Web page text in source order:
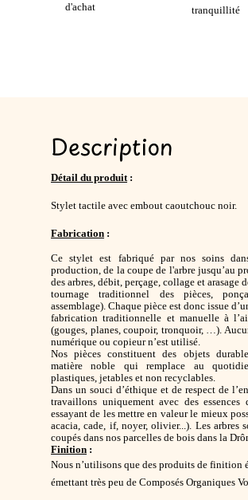
d'achat
tranquillité
Description
Détail du produit:
Stylet tactile avec embout caoutchouc noir.
Fabrication :
Ce stylet est fabriqué par nos soins
production, de la coupe de l'arbre jusqu’au
des arbres, débit, perçage, collage et arasage
tournage traditionnel des pièces,
assemblage). Chaque pièce est donc issue
fabrication traditionnelle et manuelle à
(gouges, planes, coupoir, tronquoir, …).
numérique ou copieur n’est utilisé.
Nos pièces constituent des objets
matière noble qui remplace au
plastiques, jetables et non recyclables.
Dans un souci d’éthique et de respect de
travaillons uniquement avec des essences
essayant de les mettre en valeur le mieux
acacia, cade, if, noyer, olivier...). Les arbres
coupés dans nos parcelles de bois dans la
Finition :
Nous n’utilisons que des produits de finition
émettant très peu de Composés Organiques